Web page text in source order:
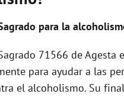
e
para la
71566 de Agesta
para ayudar a las
el alcoholismo. Su